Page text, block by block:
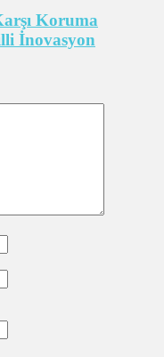
Koruma
İnovasyon